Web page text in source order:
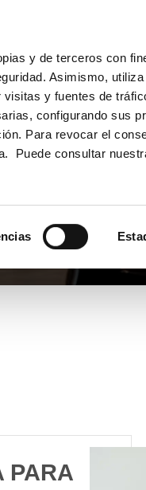
y de terceros con
Asimismo,
y fuentes de
configurando sus
Para revocar el
Puede consultar
CONSULTORÍA
PARA